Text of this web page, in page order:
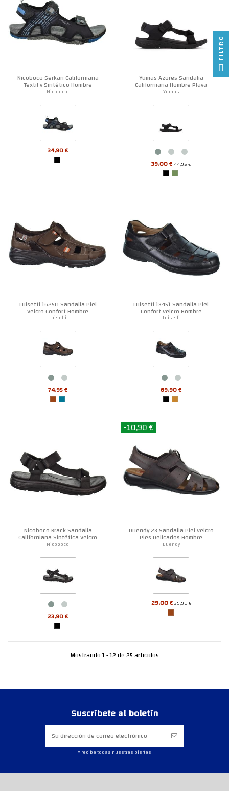
Nicoboco Serkan Californiana
Textil y Sintético Hombre
Nicoboco
34,90 €
Yumas Azores Sandalia
Californiana Hombre Playa
Piscina
Yumas
39,00 €44,95 €
Luisetti 16250 Sandalia Piel
Velcro Confort Hombre
Luisetti
74,95 €
Luisetti 13451 Sandalia Piel
Confort Velcro Hombre
Luisetti
69,90 €
Nicoboco Krack Sandalia
Californiana Sintética Velcro
Hombre
Nicoboco
23,90 €
-10,90 €
Duendy 23 Sandalia Piel Velcro
Pies Delicados Hombre
Duendy
29,00 €39,90 €
Mostrando 1 - 12 de 25 articulos
Suscríbete al boletín
Y reciba todas nuestras ofertas
FILTRO